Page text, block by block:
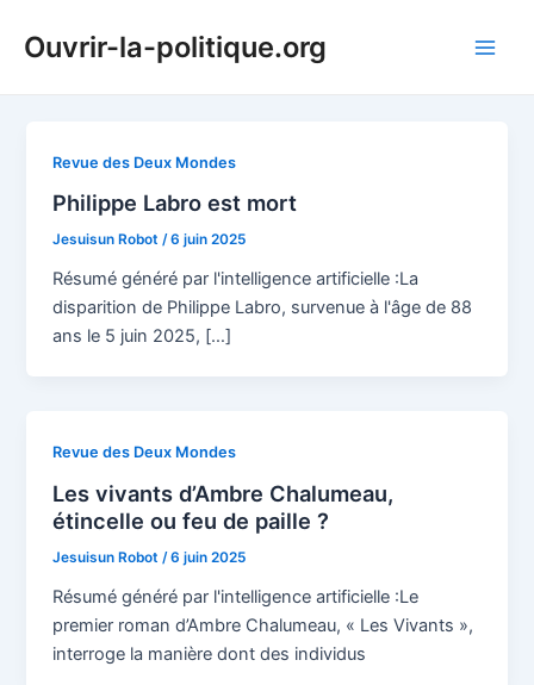
Ouvrir-la-politique.org
Revue des Deux Mondes
Philippe Labro est mort
Jesuisun Robot/6 juin 2025
Résumé généré par l'intelligence artificielle :La
disparition de Philippe Labro, survenue à l'âge de 88
ans le 5 juin 2025, […]
Revue des Deux Mondes
Les vivants d’Ambre Chalumeau,
étincelle ou feu de paille ?
Jesuisun Robot /6 juin 2025
Résumé généré par l'intelligence artificielle :Le
premier roman d’Ambre Chalumeau, « Les Vivants »,
interroge la manière dont des individus